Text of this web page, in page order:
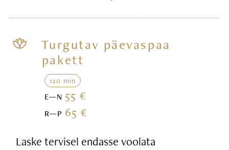
Turgutav päevaspaa
pakett
120 min
E—N 55 €
R—P 65 €
Laske tervisel endasse voolata